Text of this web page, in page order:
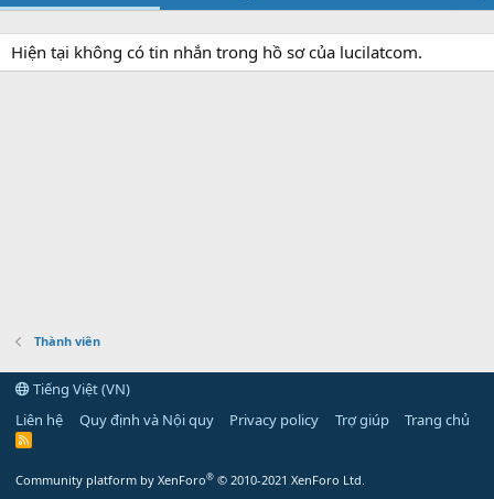
Hiện tại không có tin nhắn trong hồ sơ của lucilatcom.
Thành viên
Tiếng Việt (VN)
Liên hệ
Quy định và Nội quy Privacy policy Trợ giúp Trang chủ
R
Community platform by XenForo® © 2010-2021 XenForo Ltd.